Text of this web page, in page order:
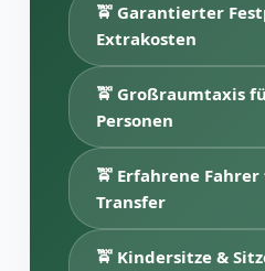
🚖 Garantierter
Extrakosten
🚖 Großraumtaxis
Personen
🚖 Erfahrene
Transfer
🚖 Kindersitze &